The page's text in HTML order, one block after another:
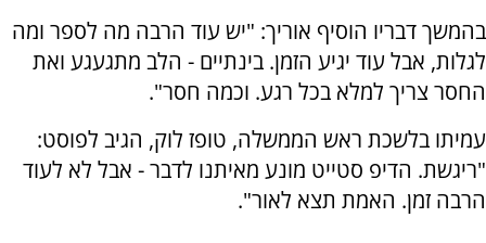
בהמשך דבריו הוסיף אוריך: "יש עוד הרבה מה לספר ומה
לגלות, אבל עוד יגיע הזמן. בינתיים - הלב מתגעגע ואת
החסר צריך למלא בכל רגע. וכמה חסר".
עמיתו בלשכת ראש הממשלה, טופז לוק, הגיב לפוסט:
"ריגשת. הדיפ סטייט מונע מאיתנו לדבר - אבל לא לעוד
הרבה זמן. האמת תצא לאור".